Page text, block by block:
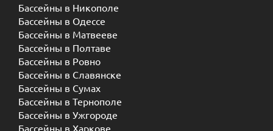
Бассейны в Никополе
Бассейны в Одессе
Бассейны в Матвееве
Бассейны в Полтаве
Бассейны в Ровно
Бассейны в Славянске
Бассейны в Сумах
Бассейны в Тернополе
Бассейны в Ужгороде
Бассейны в Харкове